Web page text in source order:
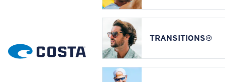
TRANSITIONS®